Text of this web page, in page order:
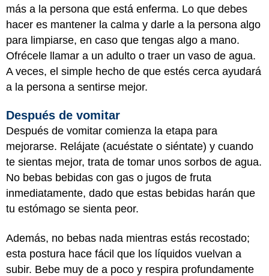
más a la persona que está enferma. Lo que debes
hacer es mantener la calma y darle a la persona algo
para limpiarse, en caso que tengas algo a mano.
Ofrécele llamar a un adulto o traer un vaso de agua.
A veces, el simple hecho de que estés cerca ayudará
a la persona a sentirse mejor.
Después de vomitar
Después de vomitar comienza la etapa para
mejorarse. Relájate (acuéstate o siéntate) y cuando
te sientas mejor, trata de tomar unos sorbos de agua.
No bebas bebidas con gas o jugos de fruta
inmediatamente, dado que estas bebidas harán que
tu estómago se sienta peor.
Además, no bebas nada mientras estás recostado;
esta postura hace fácil que los líquidos vuelvan a
subir. Bebe muy de a poco y respira profundamente